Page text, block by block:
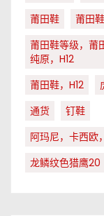
莆田鞋
莆田
莆田鞋等级，莆
纯原，H12
莆田鞋，H12
通货
钉鞋
阿玛尼，卡西欧
龙鳞纹色猎鹰20